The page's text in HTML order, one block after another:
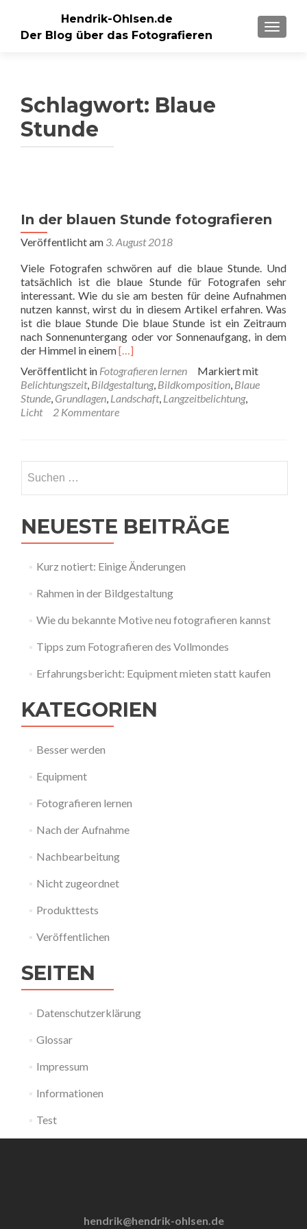
Hendrik-Ohlsen.de
Der Blog über das Fotografieren
Schlagwort: Blaue
Stunde
In der blauen Stunde fotografieren
Veröffentlicht am 3. August 2018
Viele Fotografen schwören auf die blaue Stunde. Und
tatsächlich ist die blaue Stunde für Fotografen sehr
interessant. Wie du sie am besten für deine Aufnahmen
nutzen kannst, wirst du in diesem Artikel erfahren. Was
ist die blaue Stunde Die blaue Stunde ist ein Zeitraum
nach Sonnenuntergang oder vor Sonnenaufgang, in dem
der Himmel in einemRead
about
In
der
blauen
[…]
Veröffentlicht in Fotografieren lernen
Markiert mit
Belichtungszeit, Bildgestaltung, Bildkomposition, Blaue
Stunde, Grundlagen, Landschaft, Langzeitbelichtung,
Licht
2 Kommentare
nach:
NEUESTE BEITRÄGE
Kurz notiert: Einige Änderungen
Rahmen in der Bildgestaltung
Wie du bekannte Motive neu fotografieren kannst
Tipps zum Fotografieren des Vollmondes
Erfahrungsbericht: Equipment mieten statt kaufen
KATEGORIEN
Besser werden
Equipment
Fotografieren lernen
Nach der Aufnahme
Nachbearbeitung
Nicht zugeordnet
Produkttests
Veröffentlichen
SEITEN
Datenschutzerklärung
Glossar
Impressum
Informationen
Test
hendrik@hendrik-ohlsen.de